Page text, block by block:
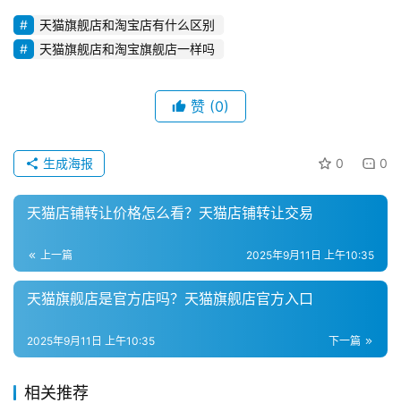
天猫旗舰店和淘宝店有什么区别
天猫旗舰店和淘宝旗舰店一样吗
赞 (0)
0 0
生成海报
天猫店铺转让价格怎么看？天猫店铺转让交易
上一篇 2025年9月11日 上午10:35
天猫旗舰店是官方店吗？天猫旗舰店官方入口
下一篇
2025年9月11日 上午10:35
相关推荐